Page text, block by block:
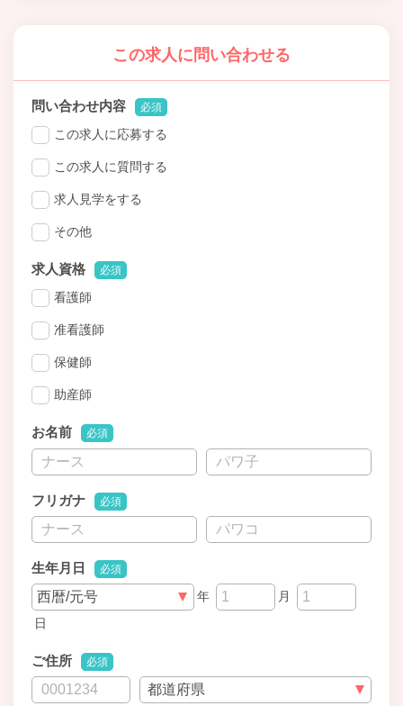
この求人に問い合わせる
問い合わせ内容 必須
この求人に応募する
この求人に質問する
求人見学をする
その他
求人資格 必須
看護師
准看護師
保健師
助産師
お名前 必須
フリガナ 必須
生年月日 必須
年
月
日
ご住所 必須